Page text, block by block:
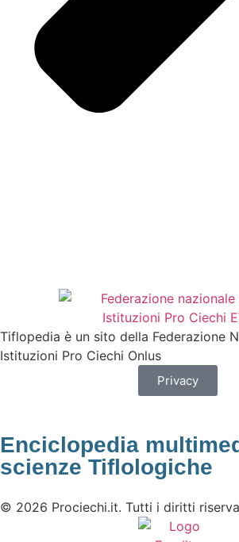
Tiflopedia è un sito della Federazione
Istituzioni Pro Ciechi Onlus
Privacy
Enciclopedia
scienze Tiflologiche
© 2026 Prociechi.it. Tutti i diritti